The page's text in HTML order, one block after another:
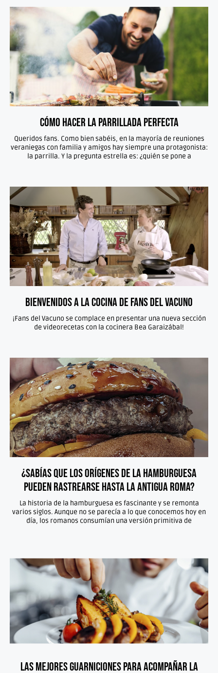
Cómo hacer la parrillada perfecta
Queridos fans. Como bien sabéis, en la mayoría de reuniones
veraniegas con familia y amigos hay siempre una protagonista:
la parrilla. Y la pregunta estrella es: ¿quién se pone a
Bienvenidos a la cocina de Fans del Vacuno
¡Fans del Vacuno se complace en presentar una nueva sección
de videorecetas con la cocinera Bea Garaizábal!
¿Sabías que los orígenes de la hamburguesa
pueden rastrearse hasta la antigua Roma?
La historia de la hamburguesa es fascinante y se remonta
varios siglos. Aunque no se parecía a lo que conocemos hoy en
día, los romanos consumían una versión primitiva de
las mejores guarniciones para acompañar la